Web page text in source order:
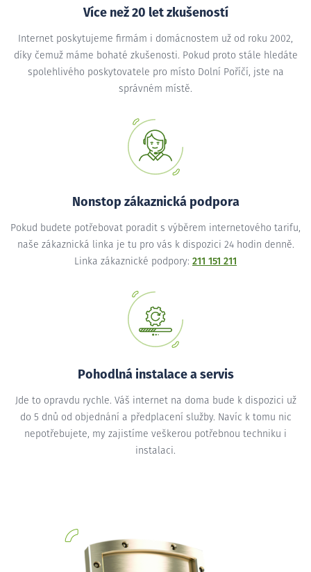
Více než 20 let zkušeností
Internet poskytujeme firmám i domácnostem už od roku 2002,
díky čemuž máme bohaté zkušenosti. Pokud proto stále hledáte
spolehlivého poskytovatele pro místo Dolní Poříčí, jste na
správném místě.
Nonstop zákaznická podpora
Pokud budete potřebovat poradit s výběrem internetového tarifu,
naše zákaznická linka je tu pro vás k dispozici 24 hodin denně.
Linka zákaznické podpory: 211 151 211
Pohodlná instalace a servis
Jde to opravdu rychle. Váš internet na doma bude k dispozici už
do 5 dnů od objednání a předplacení služby. Navíc k tomu nic
nepotřebujete, my zajistíme veškerou potřebnou techniku i
instalaci.